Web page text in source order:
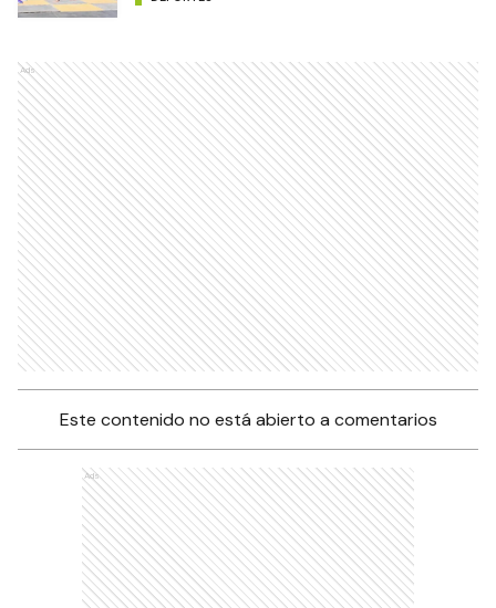
Ads
Este contenido no está abierto a comentarios
Ads